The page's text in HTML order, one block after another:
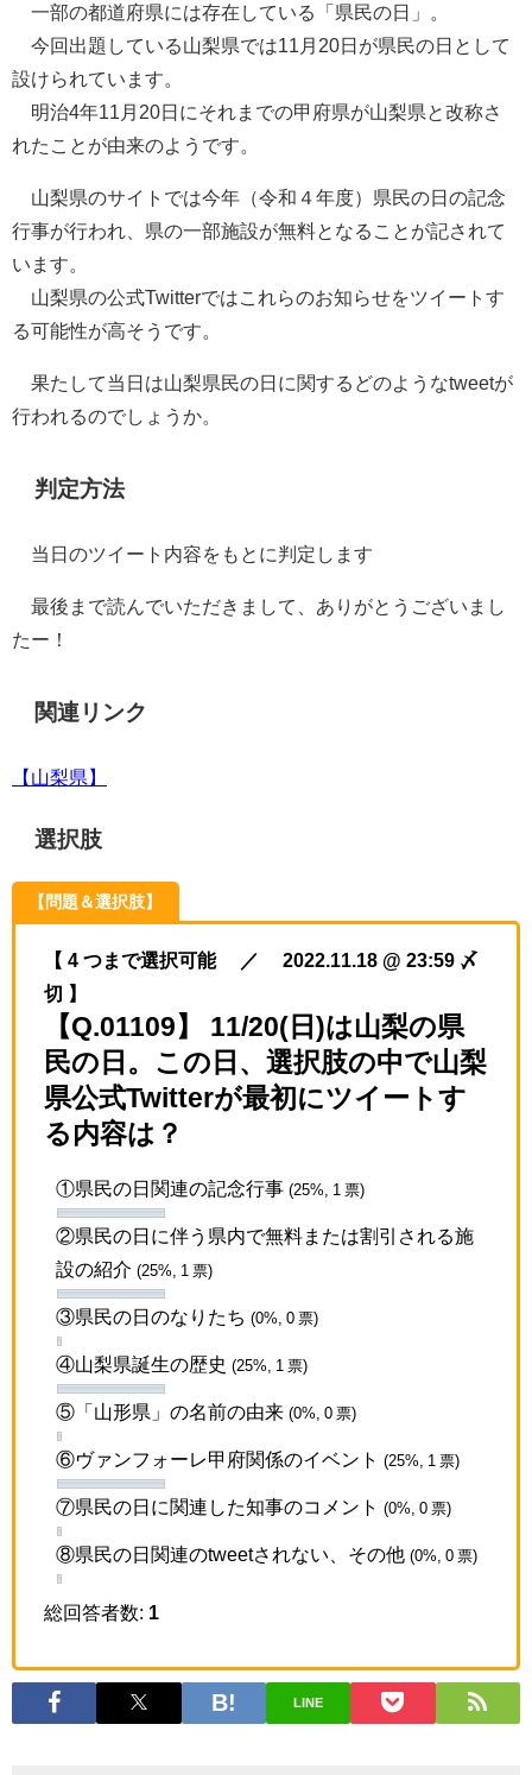
一部の都道府県には存在している「県民の日」。
今回出題している山梨県では11月20日が県民の日として
設けられています。
明治4年11月20日にそれまでの甲府県が山梨県と改称さ
れたことが由来のようです。
山梨県のサイトでは今年（令和４年度）県民の日の記念
行事が行われ、県の一部施設が無料となることが記されて
います。
山梨県の公式Twitterではこれらのお知らせをツイートす
る可能性が高そうです。
果たして当日は山梨県民の日に関するどのようなtweetが
行われるのでしょうか。
判定方法
当日のツイート内容をもとに判定します
最後まで読んでいただきまして、ありがとうございまし
たー！
関連リンク
【山梨県】
選択肢
【問題＆選択肢】
【 4 つまで選択可能 ／ 2022.11.18 @ 23:59 〆
切 】
【Q.01109】 11/20(日)は山梨の県
民の日。この日、選択肢の中で山梨
県公式Twitterが最初にツイートす
る内容は？
①県民の日関連の記念行事 (25%, 1 票)
②県民の日に伴う県内で無料または割引される施
設の紹介 (25%, 1 票)
③県民の日のなりたち (0%, 0 票)
④山梨県誕生の歴史 (25%, 1 票)
⑤「山形県」の名前の由来 (0%, 0 票)
⑥ヴァンフォーレ甲府関係のイベント (25%, 1 票)
⑦県民の日に関連した知事のコメント (0%, 0 票)
⑧県民の日関連のtweetされない、その他 (0%, 0 票)
総回答者数: 1
LINE